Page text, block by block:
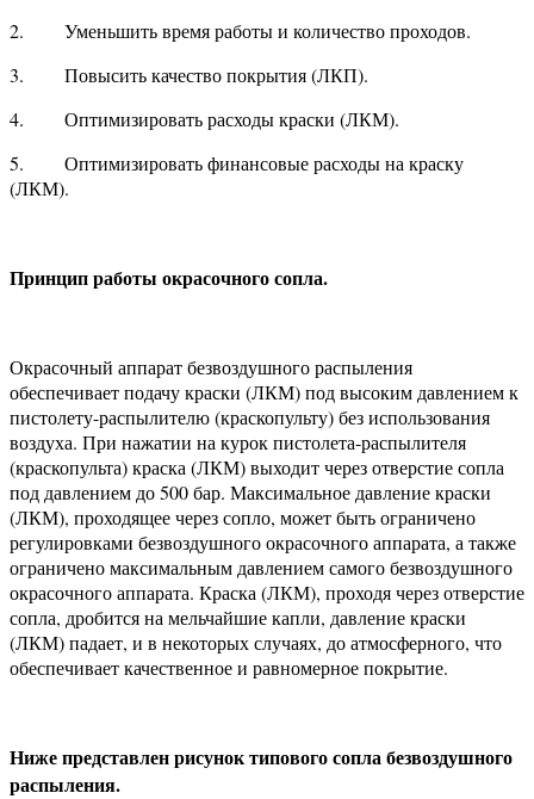
2. Уменьшить время работы и количество проходов.
3. Повысить качество покрытия (ЛКП).
4. Оптимизировать расходы краски (ЛКМ).
5. Оптимизировать финансовые расходы на краску
(ЛКМ).
Принцип работы окрасочного сопла.
Окрасочный аппарат безвоздушного распыления
обеспечивает подачу краски (ЛКМ) под высоким давлением к
пистолету-распылителю (краскопульту) без использования
воздуха. При нажатии на курок пистолета-распылителя
(краскопульта) краска (ЛКМ) выходит через отверстие сопла
под давлением до 500 бар. Максимальное давление краски
(ЛКМ), проходящее через сопло, может быть ограничено
регулировками безвоздушного окрасочного аппарата, а также
ограничено максимальным давлением самого безвоздушного
окрасочного аппарата. Краска (ЛКМ), проходя через отверстие
сопла, дробится на мельчайшие капли, давление краски
(ЛКМ) падает, и в некоторых случаях, до атмосферного, что
обеспечивает качественное и равномерное покрытие.
Ниже представлен рисунок типового сопла безвоздушного
распыления.